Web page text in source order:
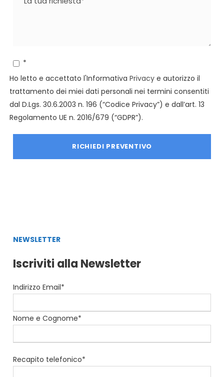
*
Ho letto e accettato l'Informativa Privacy e autorizzo il
trattamento dei miei dati personali nei termini consentiti
dal D.Lgs. 30.6.2003 n. 196 (“Codice Privacy”) e dall’art. 13
Regolamento UE n. 2016/679 (“GDPR”).
NEWSLETTER
Iscriviti alla Newsletter
Indirizzo Email*
Nome e Cognome*
Recapito telefonico*